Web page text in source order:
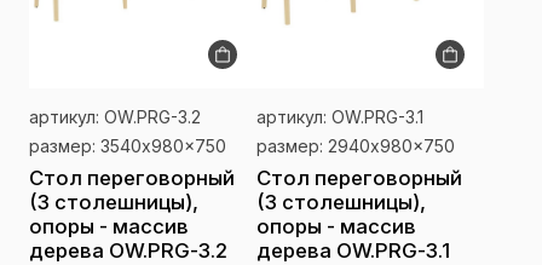
артикул: OW.PRG-3.2
размер: 3540x980x750
Стол переговорный
(3 столешницы),
опоры - массив
дерева OW.PRG-3.2
артикул: OW.PRG-3.1
размер: 2940x980x750
Стол переговорный
(3 столешницы),
опоры - массив
дерева OW.PRG-3.1